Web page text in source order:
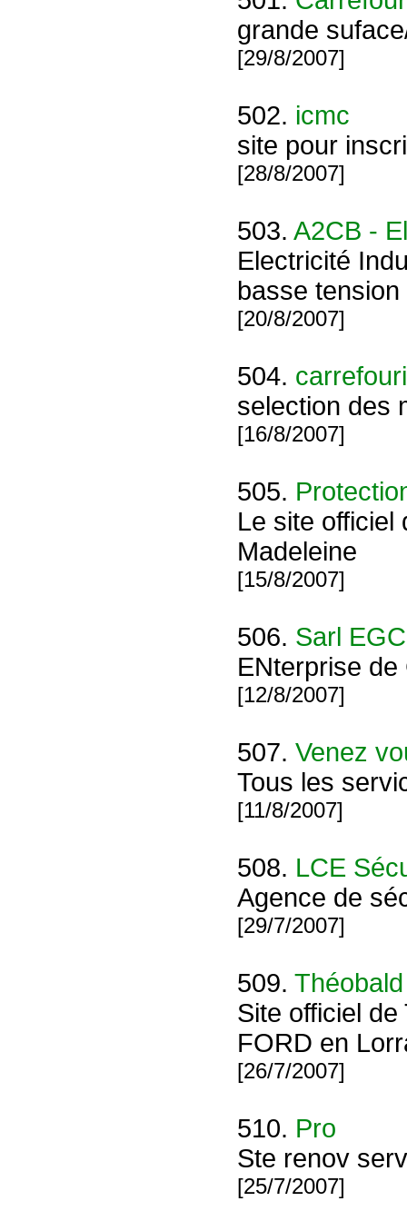
grande
[29/8/2007]
502. icmc
site pour
[28/8/2007]
503. A2CB -
Electricité
basse
[20/8/2007]
504.
selection des
[16/8/2007]
505.
Le site officiel
Madeleine
[15/8/2007]
506. Sarl
ENterprise
[12/8/2007]
507. Venez
Tous les
[11/8/2007]
508. LCE
Agence de
[29/7/2007]
509.
Site officiel
FORD en
[26/7/2007]
510. Pro
Ste renov
[25/7/2007]